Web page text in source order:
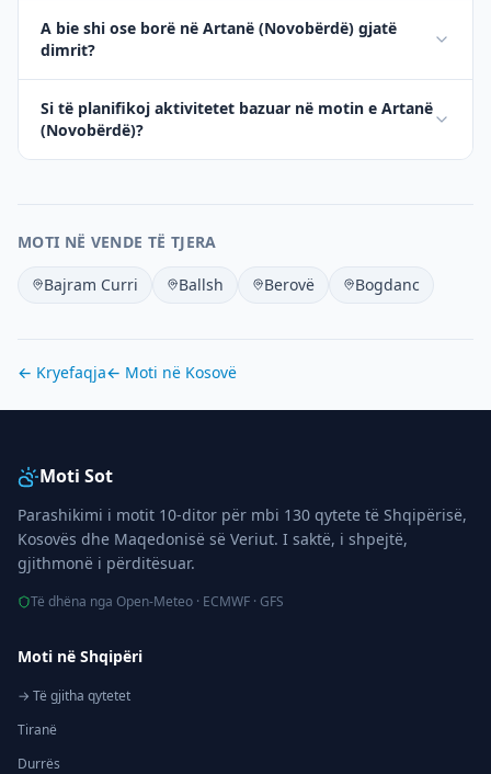
A bie shi ose borë në Artanë (Novobërdë) gjatë
dimrit?
Si të planifikoj aktivitetet bazuar në motin e Artanë
(Novobërdë)?
MOTI NË VENDE TË TJERA
Bajram Curri Ballsh Berovë Bogdanc
← Kryefaqja← Moti në Kosovë
Moti Sot
Parashikimi i motit 10-ditor për mbi 130 qytete të Shqipërisë,
Kosovës dhe Maqedonisë së Veriut. I saktë, i shpejtë,
gjithmonë i përditësuar.
Të dhëna nga Open-Meteo · ECMWF · GFS
Moti në Shqipëri
→ Të gjitha qytetet
Tiranë
Durrës